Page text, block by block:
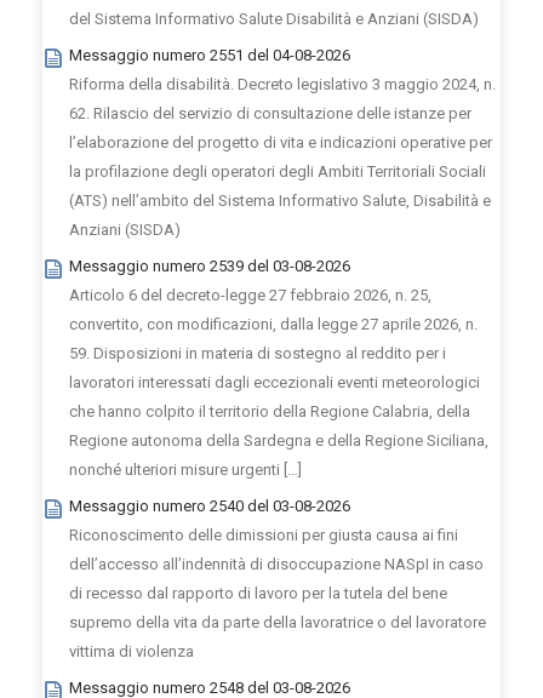
del Sistema Informativo Salute Disabilità e Anziani (SISDA)
Messaggio numero 2551 del 04-08-2026
Riforma della disabilità. Decreto legislativo 3 maggio 2024, n.
62. Rilascio del servizio di consultazione delle istanze per
l’elaborazione del progetto di vita e indicazioni operative per
la profilazione degli operatori degli Ambiti Territoriali Sociali
(ATS) nell’ambito del Sistema Informativo Salute, Disabilità e
Anziani (SISDA)
Messaggio numero 2539 del 03-08-2026
Articolo 6 del decreto-legge 27 febbraio 2026, n. 25,
convertito, con modificazioni, dalla legge 27 aprile 2026, n.
59. Disposizioni in materia di sostegno al reddito per i
lavoratori interessati dagli eccezionali eventi meteorologici
che hanno colpito il territorio della Regione Calabria, della
Regione autonoma della Sardegna e della Regione Siciliana,
nonché ulteriori misure urgenti […]
Messaggio numero 2540 del 03-08-2026
Riconoscimento delle dimissioni per giusta causa ai fini
dell’accesso all’indennità di disoccupazione NASpI in caso
di recesso dal rapporto di lavoro per la tutela del bene
supremo della vita da parte della lavoratrice o del lavoratore
vittima di violenza
Messaggio numero 2548 del 03-08-2026